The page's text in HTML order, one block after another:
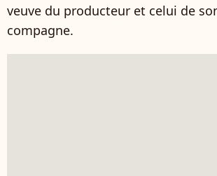
veuve du producteur et celui de
compagne.